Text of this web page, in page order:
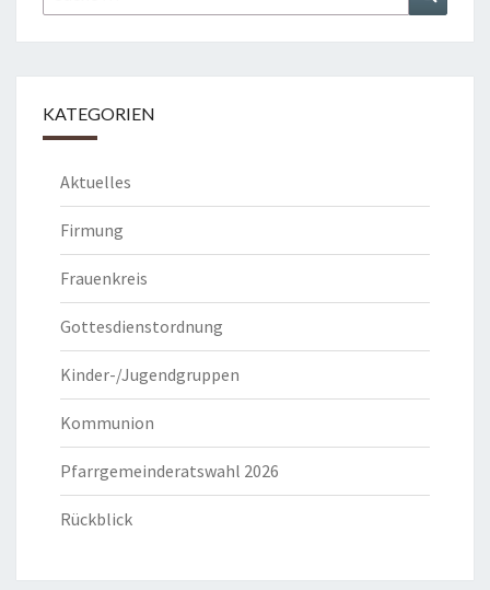
nach:
KATEGORIEN
Aktuelles
Firmung
Frauenkreis
Gottesdienstordnung
Kinder-/Jugendgruppen
Kommunion
Pfarrgemeinderatswahl 2026
Rückblick